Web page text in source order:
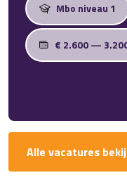
Mbo niveau 1
€ 2.600 —
Alle vacatures